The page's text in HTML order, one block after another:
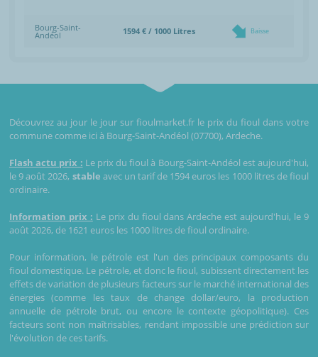
Bourg-Saint-
Andéol 1594 € / 1000 Litres Baisse
Découvrez au jour le jour sur fioulmarket.fr le prix du fioul dans votre
commune comme ici à Bourg-Saint-Andéol (07700), Ardeche.
Flash actu prix : Le prix du fioul à Bourg-Saint-Andéol est aujourd'hui,
le 9 août 2026, stable avec un tarif de 1594 euros les 1000 litres de fioul
ordinaire.
Information prix : Le prix du fioul dans Ardeche est aujourd'hui, le 9
août 2026, de 1621 euros les 1000 litres de fioul ordinaire.
Pour information, le pétrole est l'un des principaux composants du
fioul domestique. Le pétrole, et donc le fioul, subissent directement les
effets de variation de plusieurs facteurs sur le marché international des
énergies (comme les taux de change dollar/euro, la production
annuelle de pétrole brut, ou encore le contexte géopolitique). Ces
facteurs sont non maîtrisables, rendant impossible une prédiction sur
l'évolution de ces tarifs.